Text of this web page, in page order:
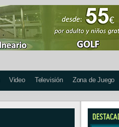
Video Televisión Zona de Juego